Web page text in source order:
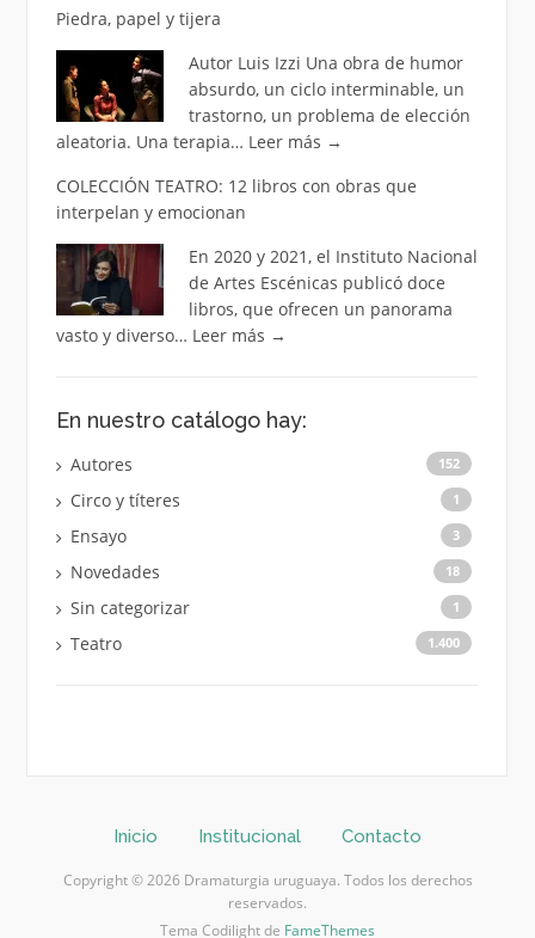
Piedra, papel y tijera
Autor Luis Izzi Una obra de humor
absurdo, un ciclo interminable, un
trastorno, un problema de elección
aleatoria. Una terapia… Leer más →
COLECCIÓN TEATRO: 12 libros con obras que
interpelan y emocionan
En 2020 y 2021, el Instituto Nacional
de Artes Escénicas publicó doce
libros, que ofrecen un panorama
vasto y diverso… Leer más →
En nuestro catálogo hay:
Autores 152
Circo y títeres 1
Ensayo 3
Novedades 18
Sin categorizar 1
Teatro 1.400
Inicio Institucional Contacto
Copyright © 2026 Dramaturgia uruguaya. Todos los derechos
reservados.
Tema Codilight de FameThemes